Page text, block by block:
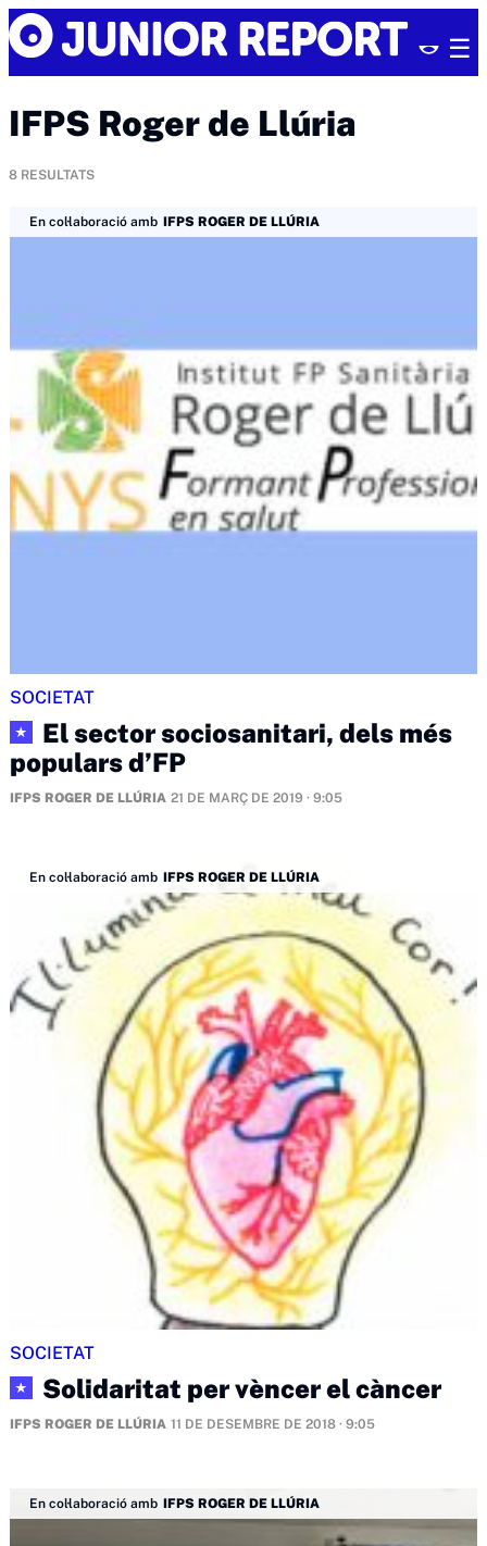
Skip
to
content
Junior
Report
IFPS Roger de Llúria
8 RESULTATS
En col·laboració amb IFPS ROGER DE LLÚRIA
SOCIETAT
★
El sector sociosanitari, dels més
populars d’FP
IFPS ROGER DE LLÚRIA 21 DE MARÇ DE 2019 · 9:05
En col·laboració amb IFPS ROGER DE LLÚRIA
SOCIETAT
★ Solidaritat per vèncer el càncer
IFPS ROGER DE LLÚRIA 11 DE DESEMBRE DE 2018 · 9:05
En col·laboració amb IFPS ROGER DE LLÚRIA